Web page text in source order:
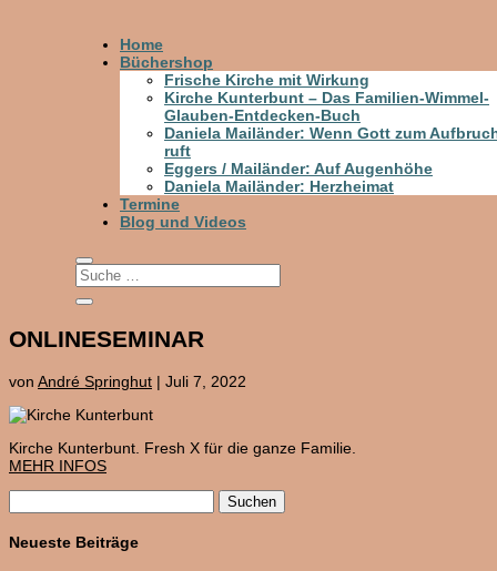
Home
Büchershop
Frische Kirche mit Wirkung
Kirche Kunterbunt – Das Familien-Wimmel-
Glauben-Entdecken-Buch
Daniela Mailänder: Wenn Gott zum
ruft
Eggers / Mailänder: Auf Augenhöhe
Daniela Mailänder: Herzheimat
Termine
Blog und Videos
ONLINESEMINAR
von André Springhut | Juli 7, 2022
Kirche Kunterbunt. Fresh X für die ganze Familie.
MEHR INFOS
nach:
Neueste Beiträge